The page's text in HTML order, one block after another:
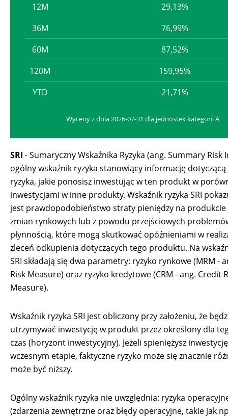
12M
29,13%
36M
76,99%
60M
87,52%
120M
159,95%
YTD
21,71%
Wyceny z dnia 2026-07-31 dla jednostek kategorii A
SRI - Sumaryczny Wskaźnika Ryzyka (ang. Summary
ogólny wskaźnik ryzyka stanowiący informację
ryzyka, jakie ponosisz inwestując w ten produkt w
inwestycjami w inne produkty. Wskaźnik ryzyka SRI
jest prawdopodobieństwo straty pieniędzy na produkcie
zmian rynkowych lub z powodu przejściowych
płynnością, które mogą skutkować opóźnieniami w
zleceń odkupienia dotyczących tego produktu. Na
SRI składają się dwa parametry: ryzyko rynkowe (MRM -
Risk Measure) oraz ryzyko kredytowe (CRM - ang. Credit
Measure).
Wskaźnik ryzyka SRI jest obliczony przy założeniu, że
utrzymywać inwestycję w produkt przez określony dla
czas (horyzont inwestycyjny). Jeżeli spieniężysz
wczesnym etapie, faktyczne ryzyko może się znacznie
może być niższy.
Ogólny wskaźnik ryzyka nie uwzględnia: ryzyka
(zdarzenia zewnętrzne oraz błędy operacyjne, takie jak